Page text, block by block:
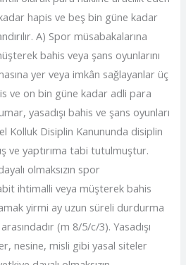
hapis ve beş bin güne kadar
A) Spor müsabakalarına
bahis veya şans oyunlarını
yer veya imkân sağlayanlar üç
ve on bin güne kadar adli para
yasadışı bahis ve şans oyunları
Kolluk Disiplin Kanununda disiplin
ve yaptırıma tabi tutulmuştur.
olmaksızın spor
ihtimalli veya müşterek bahis
yirmi ay uzun süreli durdurma
(m 8/5/c/3). Yasadışı
nesine, misli gibi yasal siteler